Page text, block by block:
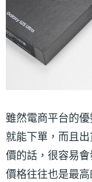
雖然電商平台的
就能下單，而且
價的話，很容易
價格往往也是最